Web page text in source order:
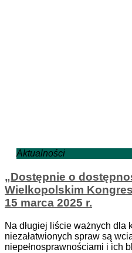
Aktualności
„Dostępnie o
Wielkopolskim
15 marca 2025 r.
Na długiej liście ważnych dla
niezałatwionych spraw są
niepełnosprawnościami i ich